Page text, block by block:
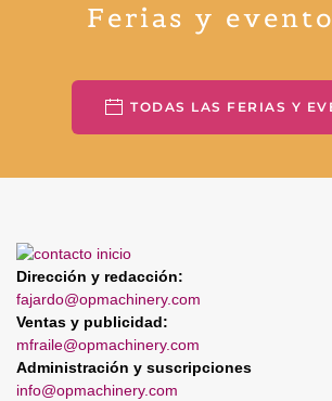
Ferias y
TODAS LAS FERIAS Y
Dirección y redacción:
fajardo@opmachinery.com
Ventas y publicidad:
mfraile@opmachinery.com
Administración y suscripciones
info@opmachinery.com